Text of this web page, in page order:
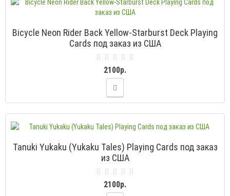
Bicycle Neon Rider Back Yellow-Starburst Deck Playing
Cards под заказ из США
2100р.
Tanuki Yukaku (Yukaku Tales) Playing Cards под заказ
из США
2100р.